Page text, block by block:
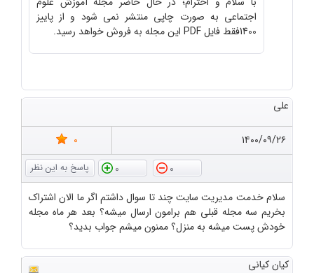
اجتماعی به صورت چاپی منتشر نمی شود و از پاییز
1400فقط فایل PDF این مجله به فروش خواهد رسید.
علی
۱۴۰۰/۰۹/۲۶
0
0
0
سلام خدمت مدیریت سایت چند تا سوال داشتم اگر ما الان اشتراک
بخریم سه مجله قبلی هم برامون ارسال میشه؟ بعد هر ماه مجله
خودش پست میشه به منزل؟ ممنون میشم جواب بدید؟
کیان کیانی